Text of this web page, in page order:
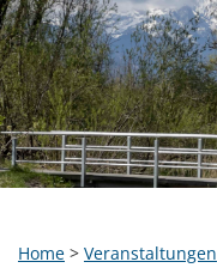
Home > Veranstaltungen